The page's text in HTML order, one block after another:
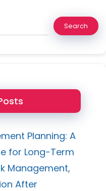
Search
Planning: A
for Long-Term
Management,
After